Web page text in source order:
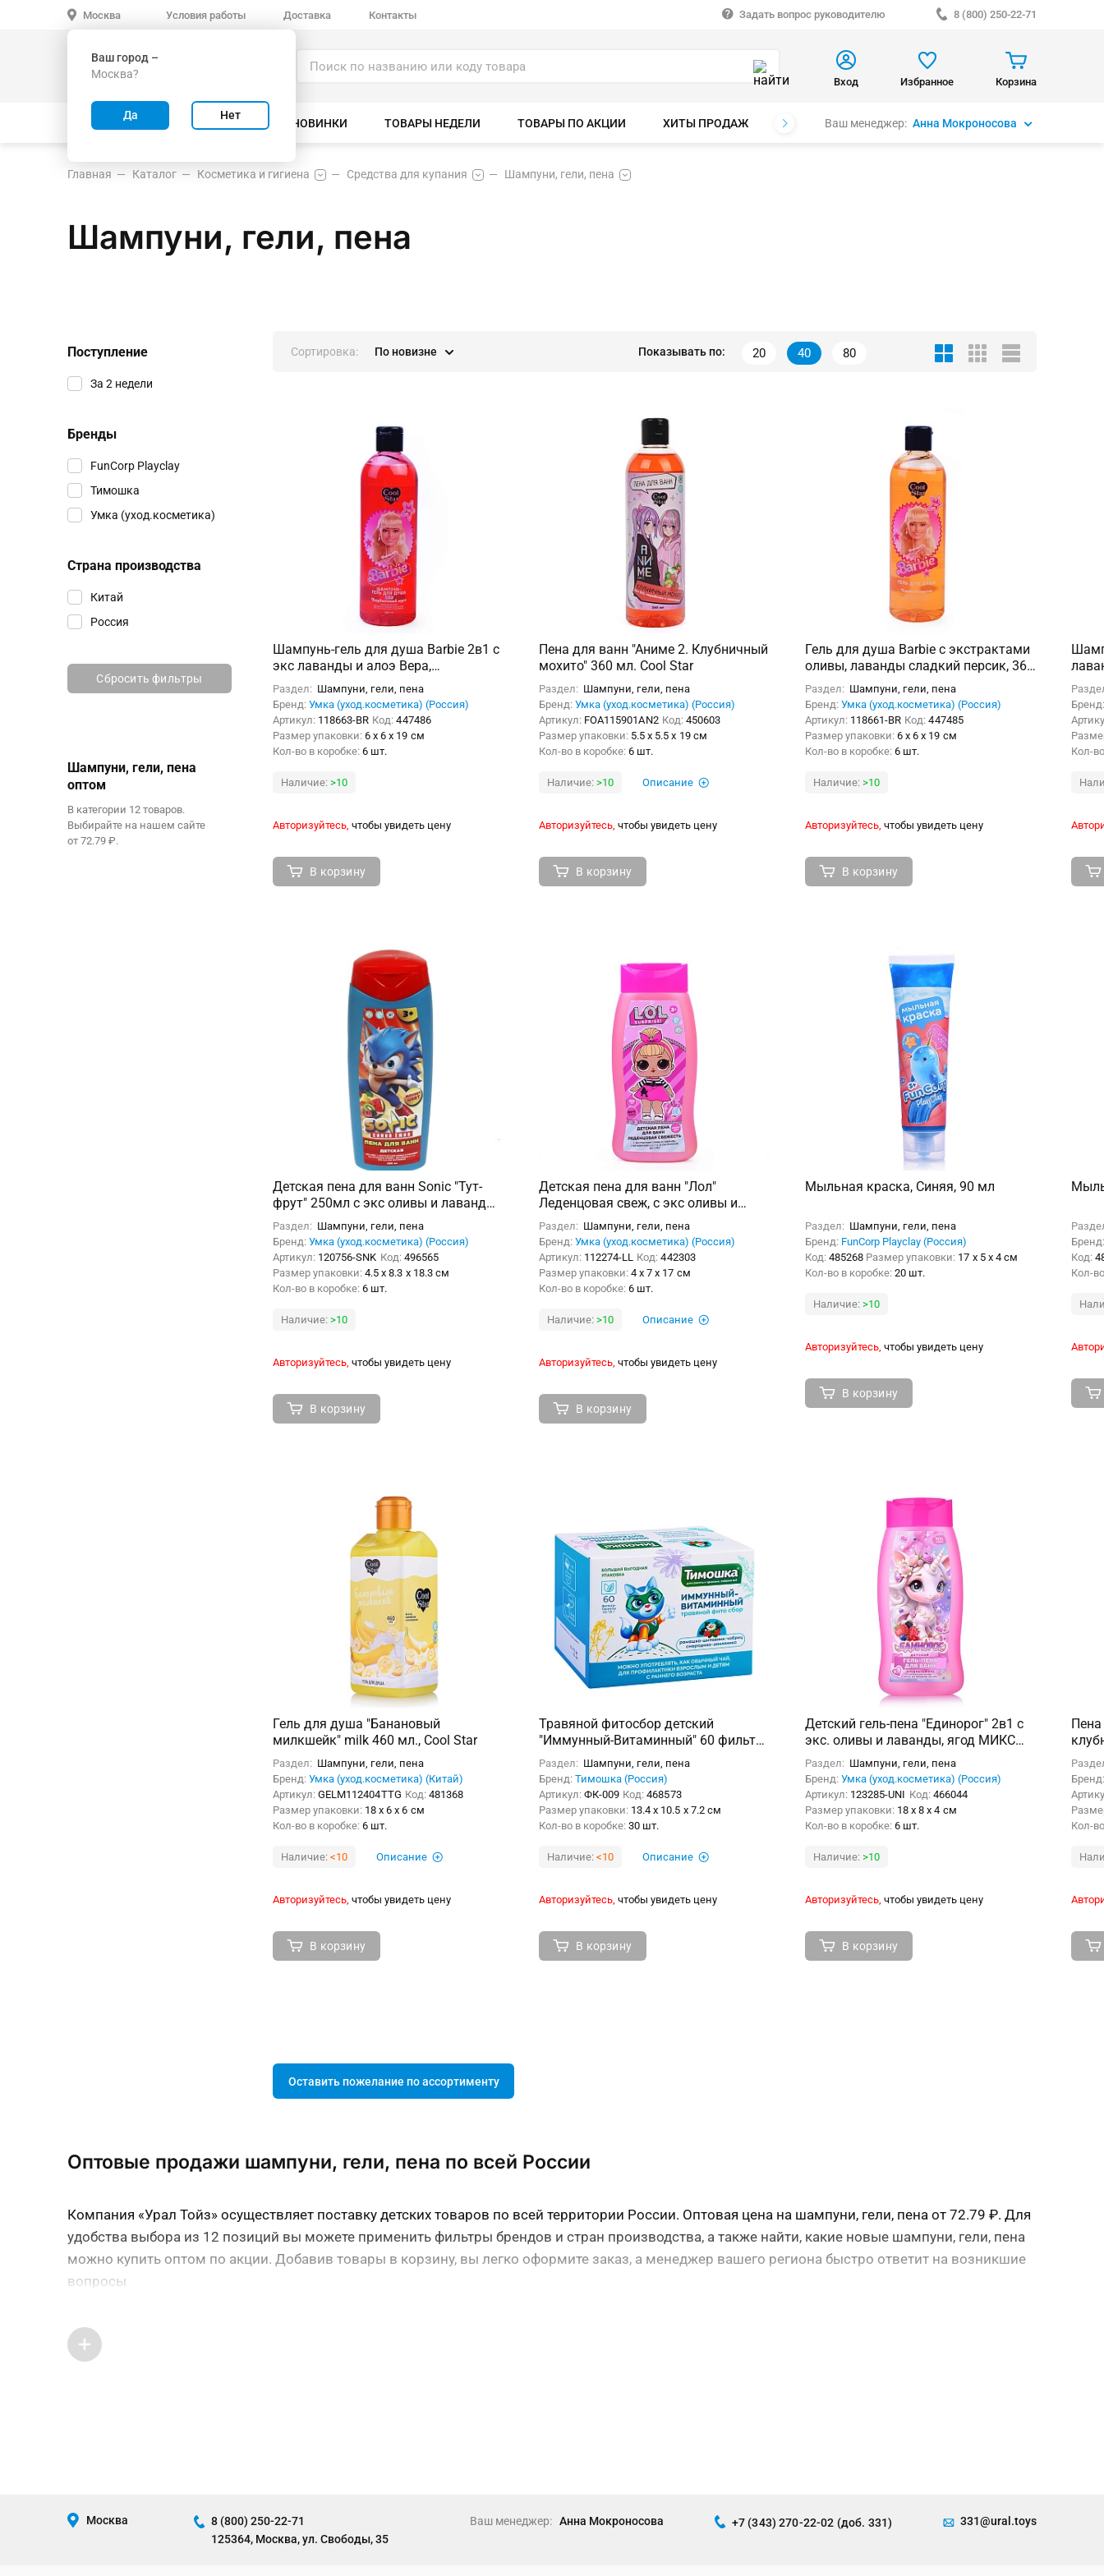
Москва
Ваш город –
Москва?
Да Нет
Условия работы Доставка Контакты Задать вопрос руководителю 8 (800) 250-22-71
Вход Избранное Корзина
ВСЕ ТОВАРЫ ВЕЛОСИПЕДЫ НОВИНКИ ТОВАРЫ НЕДЕЛИ ТОВАРЫ ПО АКЦИИ ХИТЫ ПРОДАЖ БРЕНДЫВаш менеджер: Анна Мокроносова
Главная Каталог Косметика и гигиена Средства для купания Шампуни, гели, пена
Шампуни, гели, пена
Поступление
За 2 недели
Бренды
FunCorp Playclay
Тимошка
Умка (уход.косметика)
Страна производства
Китай
Россия
Сбросить фильтры
Шампуни, гели, пена
оптом
В категории 12 товаров.
Выбирайте на нашем сайте
от 72.79 ₽.
Сортировка: По новизне Показывать по: 20 40 80
Шампунь-гель для душа Barbie 2в1 с
экс лаванды и алоэ Вера,
клубничный мусс,360мл.
Раздел: Шампуни, гели, пена
Бренд: Умка (уход.косметика) (Россия)
Артикул: 118663-BR Код:447486
Размер упаковки: 6 x 6 x 19 см
Кол-во в коробке: 6 шт.
Наличие: >10
Авторизуйтесь, чтобы увидеть цену
В корзину
Пена для ванн "Аниме 2. Клубничный
мохито" 360 мл. Cool Star
Раздел: Шампуни, гели, пена
Бренд: Умка (уход.косметика) (Россия)
Артикул: FOA115901AN2 Код: 450603
Размер упаковки: 5.5 x 5.5 x 19 см
Кол-во в коробке: 6 шт.
Наличие: >10 Описание
Авторизуйтесь, чтобы увидеть цену
В корзину
Гель для душа Barbie с экстрактами
оливы, лаванды сладкий персик, 360
мл.
Раздел: Шампуни, гели, пена
Бренд: Умка (уход.косметика) (Россия)
Артикул: 118661-BR Код:447485
Размер упаковки: 6 x 6 x 19 см
Кол-во в коробке: 6 шт.
Наличие: >10
Авторизуйтесь, чтобы увидеть цену
В корзину
360
Кол-
Детская пена для ванн Sonic "Тут-
фрут" 250мл с экс оливы и лаванды
(меняет цвет) Заботливая мама
Раздел: Шампуни, гели, пена
Бренд: Умка (уход.косметика) (Россия)
Артикул: 120756-SNK Код: 496565
Размер упаковки: 4.5 x 8.3 x 18.3 см
Кол-во в коробке: 6 шт.
Наличие: >10
Авторизуйтесь, чтобы увидеть цену
В корзину
Детская пена для ванн "Лол"
Леденцовая свеж, с экс оливы и
лаванды, 250мл.
Раздел: Шампуни, гели, пена
Бренд: Умка (уход.косметика) (Россия)
Артикул: 112274-LL Код:442303
Размер упаковки: 4 x 7 x 17 см
Кол-во в коробке: 6 шт.
Наличие: >10 Описание
Авторизуйтесь, чтобы увидеть цену
В корзину
Мыльная краска, Синяя, 90 мл
Раздел: Шампуни, гели, пена
Бренд: FunCorp Playclay (Россия)
Код: 485268 Размер упаковки: 17 x 5 x 4 см
Кол-во в коробке: 20 шт.
Наличие: >10
Авторизуйтесь, чтобы увидеть цену
В корзину
Код:
Кол-
Гель для душа "Банановый
милкшейк" milk 460 мл., Cool Star
Раздел: Шампуни, гели, пена
Бренд: Умка (уход.косметика) (Китай)
Артикул: GELM112404TTG Код: 481368
Размер упаковки: 18 x 6 x 6 см
Кол-во в коробке: 6 шт.
Наличие: <10 Описание
Авторизуйтесь, чтобы увидеть цену
В корзину
Травяной фитосбор детский
"Иммунный-Витаминный" 60 фильтр-
пакетов
Раздел: Шампуни, гели, пена
Бренд: Тимошка (Россия)
Артикул: ФК-009 Код:468573
Размер упаковки: 13.4 x 10.5 x 7.2 см
Кол-во в коробке: 30 шт.
Наличие: <10 Описание
Авторизуйтесь, чтобы увидеть цену
В корзину
Детский гель-пена "Единорог" 2в1 с
экс. оливы и лаванды, ягод МИКС
250мл. Заботливая мама
Раздел: Шампуни, гели, пена
Бренд: Умка (уход.косметика) (Россия)
Артикул: 123285-UNI Код: 466044
Размер упаковки: 18 x 8 x 4 см
Кол-во в коробке: 6 шт.
Наличие: >10
Авторизуйтесь, чтобы увидеть цену
В корзину
Кол-
Оставить пожелание по ассортименту
Оптовые продажи шампуни, гели, пена по всей России
Компания «Урал Тойз» осуществляет поставку детских товаров по всей территории России. Оптовая цена на шампуни, гели, пена от 72.79 ₽. Для
удобства выбора из 12 позиций вы можете применить фильтры брендов и стран производства, а также найти, какие новые шампуни, гели, пена
можно купить оптом по акции. Добавив товары в корзину, вы легко оформите заказ, а менеджер вашего региона быстро ответит на возникшие
вопросы
Москва
8 (800) 250-22-71
125364, Москва, ул. Свободы, 35
Ваш менеджер: Анна Мокроносова +7 (343) 270-22-02 (доб. 331) 331@ural.toys